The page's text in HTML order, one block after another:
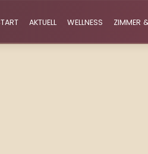
AKTUELL WELLNESS ZIMMER